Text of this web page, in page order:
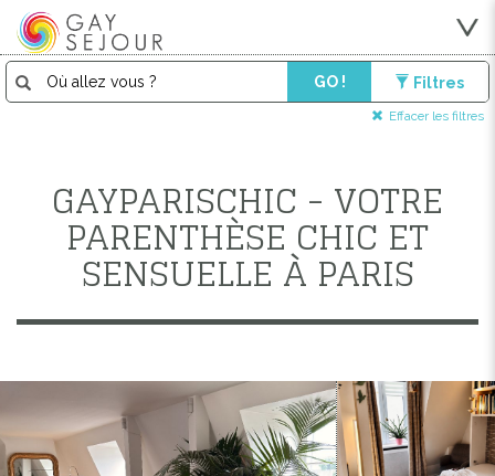
GO ! Filtres
Effacer les filtres
GAYPARISCHIC - VOTRE
PARENTHÈSE CHIC ET
SENSUELLE À PARIS